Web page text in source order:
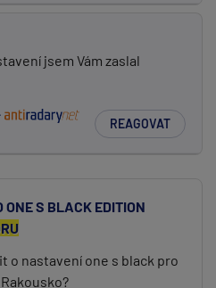
jsem Vám zaslal
REAGOVAT
ONE S BLACK EDITION
o nastavení one s black pro